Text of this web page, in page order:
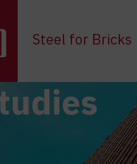
Steel for Bricks